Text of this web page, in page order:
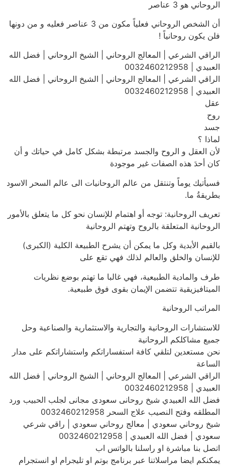
الروحاني هو 3 عناصر
أن الشخص الروحاني فعلياً مكون من 3 عناصر فعليه و من دونها
فلن يكون روحانياً !
الراقي الشرعي | المعالج الروحاني | الشيخ الروحاني | فضل الله
العبيدي | 0032460212958
الراقي الشرعي | المعالج الروحاني | الشيخ الروحاني | فضل الله
العبيدي | 0032460212958
عقل
روح
جسد
لماذا ؟
لأن العقل و الروح والجسد مرتبطة بشكل كامل في حياتك و أن
كان أحدَ هذه الصفات غير موجودة
فسيأتيك يوماً وتنتقل من عالم الروحانيات الى عالم السحر الاسود
بطريقةُ ما.
تعريف الروحانية: توجه أو اهتمام للإنسان نحو كل ما يتعلق بالأمور
الروحانية المتعلقة بالروح وتهتم الروحانية
بالقيم الأبدية وكل ما يمكن أن يشرح الطبيعة الكلية (الكبرى)
للإنسان والخلق والعالم لذلك فهي تقع على
طرف والمادية الطبيعية، فهي غالبا ما تهتم بوضع نظريات
الميتافيزيقية تتضمن الإيمان بقوى فوق طبيعية.
المراتب الروحانية
للاستشارات الروحانية والتجارية والاستثمارية والصناعية وحل
جميع مشاكلكم الروحانية
نحن مستعدين لتلقي كافة استفساراتكم واستشاراتكم على مدار
الساعة
الراقي الشرعي | المعالج الروحاني | الشيخ الروحاني | فضل الله
العبيدي | 0032460212958
فضل الله العبيدي شيخ روحانى سعودى مجانى لجلب الحبيب ورد
المطلقه وفتح النصيب علاج السحر 0032460212958
شيخ روحاني سعودي | معالج روحاني سعودي | راقي شرعي
سعودي | فضل الله العبيدي | 0032460212958
اتصل بنا مباشرة او راسلنا بالواتس اب
يمكنكم ايضا مراسلاتنا عبر برنامج بوتم او تليجرام او انستجرام